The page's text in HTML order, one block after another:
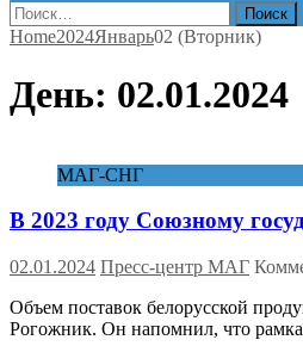
Найти:
Home2024Январь02 (Вторник)
День: 02.01.2024
МАГ-СНГ
В 2023 году Союзному
02.01.2024 Пресс-центр МАГ
Объем поставок белорусской
Рогожник. Он напомнил, что